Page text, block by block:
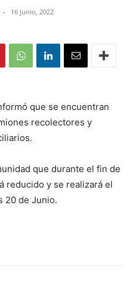
- 16 junio, 2022
que se encuentran
recolectores y
que durante el fin de
reducido y se realizará el
20 de Junio.